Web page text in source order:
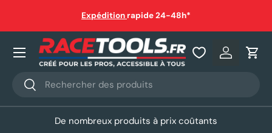
Aller au contenu
Expédition rapide 24-48h*
Recherche
Rechercher
Se
Nos produits
De nombreux produits à prix coûtants